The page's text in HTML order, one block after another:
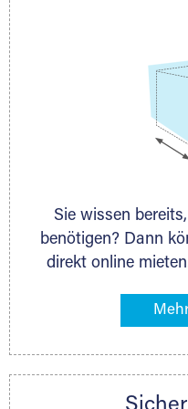
Sie wissen
benötigen? Dann
direkt online
Gegenstände an,
ermittelt. Natürlich